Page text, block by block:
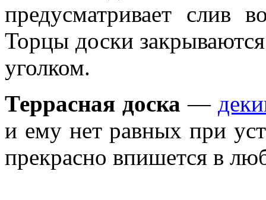
предусматривает слив
Торцы доски
уголком.
Террасная доска —
и ему нет равных при
прекрасно впишется в